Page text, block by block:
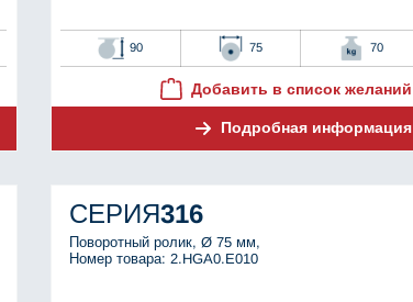
90 75 70
Добавить в список желаний
Подробная информация
СЕРИЯ316
Поворотный ролик, Ø 75 мм,
Номер товара: 2.HGA0.E010